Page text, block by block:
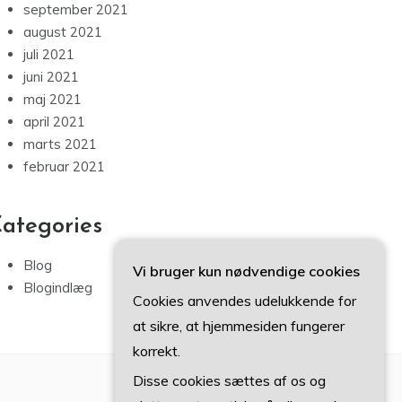
september 2021
august 2021
juli 2021
juni 2021
maj 2021
april 2021
marts 2021
februar 2021
Blog
Blogindlæg
Vi bruger kun nødvendige cookies
Cookies anvendes udelukkende for
at sikre, at hjemmesiden fungerer
korrekt.
Disse cookies sættes af os og